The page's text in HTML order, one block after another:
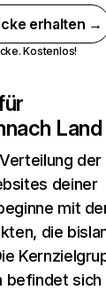
erhalten →
Kostenlos!
nach Land
der
deiner
mit
die
befindet sich